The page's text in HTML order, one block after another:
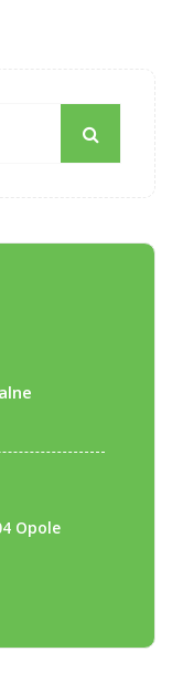
Opole